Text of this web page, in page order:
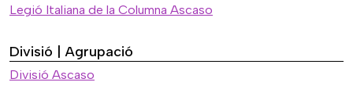
Legió Italiana de la Columna Ascaso
Divisió | Agrupació
Divisió Ascaso